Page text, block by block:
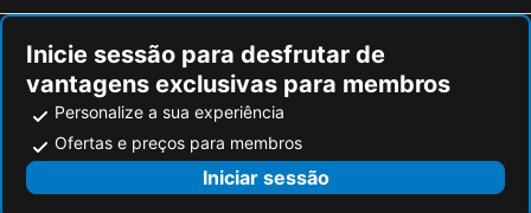
Inicie sessão para desfrutar de
vantagens exclusivas para membros
Personalize a sua experiência
Ofertas e preços para membros
Iniciar sessão